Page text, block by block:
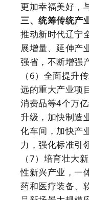
更加幸福美好，
三、统筹传统产
推动新时代辽宁
展增量、延伸产
强省，不断增强
（6）全面提升
远的重大产业项
消费品等4个万
升级，加快制造
化车间，加快产
力，强化标准引
（7）培育壮大
性新兴产业，一
药和医疗装备、